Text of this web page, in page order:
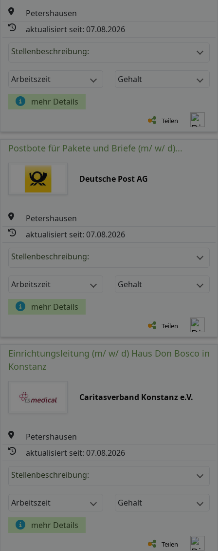
Petershausen
aktualisiert seit: 07.08.2026
Stellenbeschreibung:
Arbeitszeit Gehalt
mehr Details
Teilen
Postbote für Pakete und Briefe (m/ w/ d)...
Deutsche Post AG
Petershausen
aktualisiert seit: 07.08.2026
Stellenbeschreibung:
Arbeitszeit Gehalt
mehr Details
Teilen
Einrichtungsleitung (m/ w/ d) Haus Don Bosco in
Konstanz
Caritasverband Konstanz e.V.
Petershausen
aktualisiert seit: 07.08.2026
Stellenbeschreibung:
Arbeitszeit Gehalt
mehr Details
Teilen